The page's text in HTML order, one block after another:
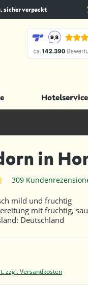
sicher verpackt
Hotelservice
in
309
mild und fruchtig
mit fruchtig,
Deutschland
zzgl. Versandkosten